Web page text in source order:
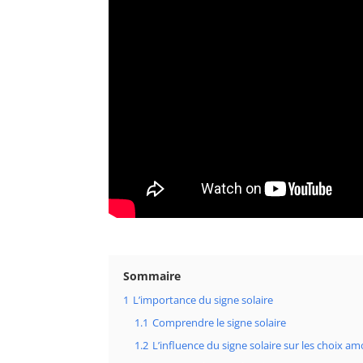
Sommaire
1 L’importance du signe solaire
1.1 Comprendre le signe solaire
1.2 L’influence du signe solaire sur les choix